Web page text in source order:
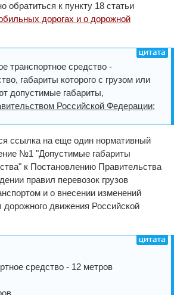
обратиться к пункту 18 статьи
дорогах и о дорожной
транспортное средство -
габариты которого с грузом или
допустимые габариты,
Российской Федерации;
ссылка на еще один нормативный
№1 "Допустимые габариты
к Постановлению Правительства
правил перевозок грузов
и о внесении изменений
дорожного движения Российской
средство - 12 метров